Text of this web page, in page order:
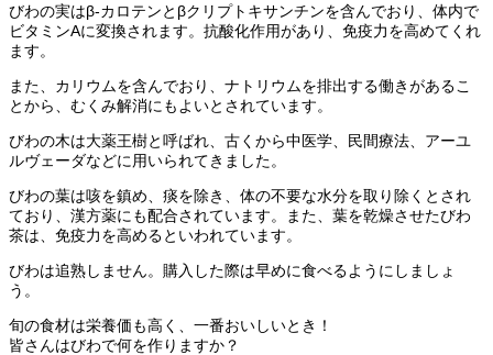
びわの実はβ-カロテンとβクリプトキサンチンを含んでおり、体内で
ビタミンAに変換されます。抗酸化作用があり、免疫力を高めてくれ
ます。
また、カリウムを含んでおり、ナトリウムを排出する働きがあるこ
とから、むくみ解消にもよいとされています。
びわの木は大薬王樹と呼ばれ、古くから中医学、民間療法、アーユ
ルヴェーダなどに用いられてきました。
びわの葉は咳を鎮め、痰を除き、体の不要な水分を取り除くとされ
ており、漢方薬にも配合されています。また、葉を乾燥させたびわ
茶は、免疫力を高めるといわれています。
びわは追熟しません。購入した際は早めに食べるようにしましょ
う。
旬の食材は栄養価も高く、一番おいしいとき！
皆さんはびわで何を作りますか？